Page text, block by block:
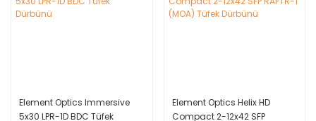
Element Optics Immersive
5x30 LPR-1D BDC Tüfek
Element Optics Helix HD
Compact 2-12x42 SFP